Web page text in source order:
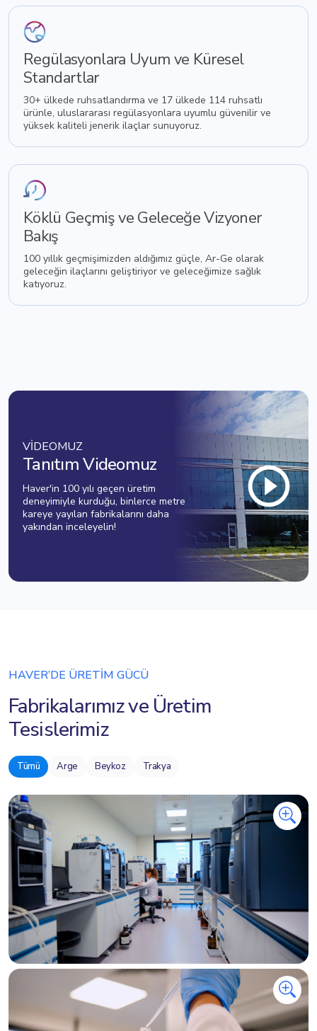
Regülasyonlara Uyum ve Küresel
Standartlar
30+ ülkede ruhsatlandırma ve 17 ülkede 114 ruhsatlı
ürünle, uluslararası regülasyonlara uyumlu güvenilir ve
yüksek kaliteli jenerik ilaçlar sunuyoruz.
Köklü Geçmiş ve Geleceğe Vizyoner
Bakış
100 yıllık geçmişimizden aldığımız güçle, Ar-Ge olarak
geleceğin ilaçlarını geliştiriyor ve geleceğimize sağlık
katıyoruz.
VİDEOMUZ
Tanıtım Videomuz
Haver'in 100 yılı geçen üretim
deneyimiyle kurduğu, binlerce metre
kareye yayılan fabrikalarını daha
yakından inceleyelin!
HAVER’DE ÜRETİM GÜCÜ
Fabrikalarımız ve Üretim
Tesislerimiz
Tümü Arge Beykoz Trakya